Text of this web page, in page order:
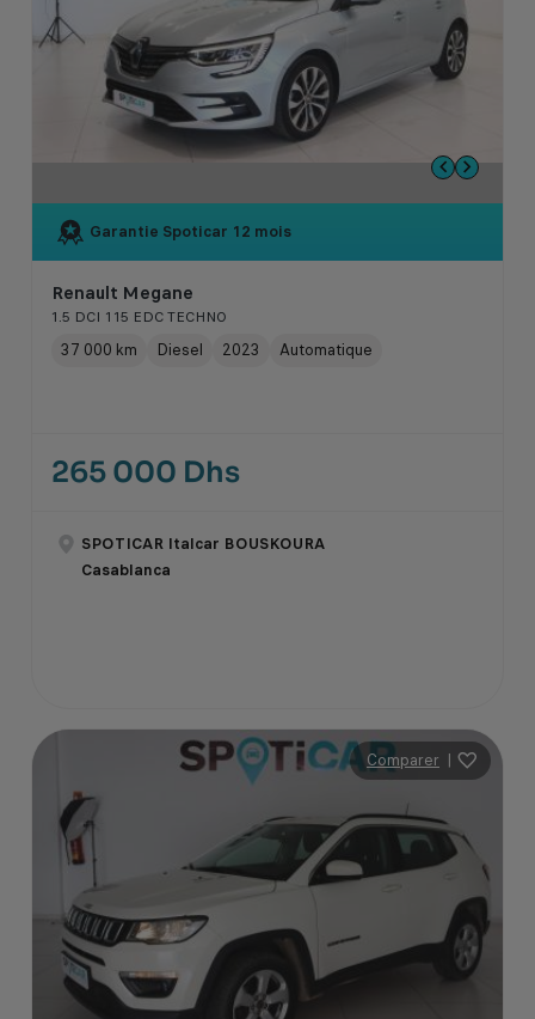
Garantie Spoticar 12 mois
Renault Megane
1.5 DCI 115 EDC TECHNO
37 000 km Diesel 2023 Automatique
265 000 Dhs
SPOTICAR Italcar BOUSKOURA
Casablanca
Comparer |